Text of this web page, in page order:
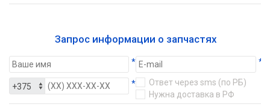
Запрос информации о запчастях
* *
*
Ответ через sms (по РБ)
Нужна доставка в РФ